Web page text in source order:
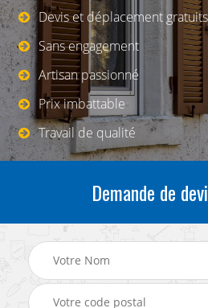
Devis et déplacement gratuits
Sans engagement
Artisan passionné
Prix imbattable
Travail de qualité
Demande de